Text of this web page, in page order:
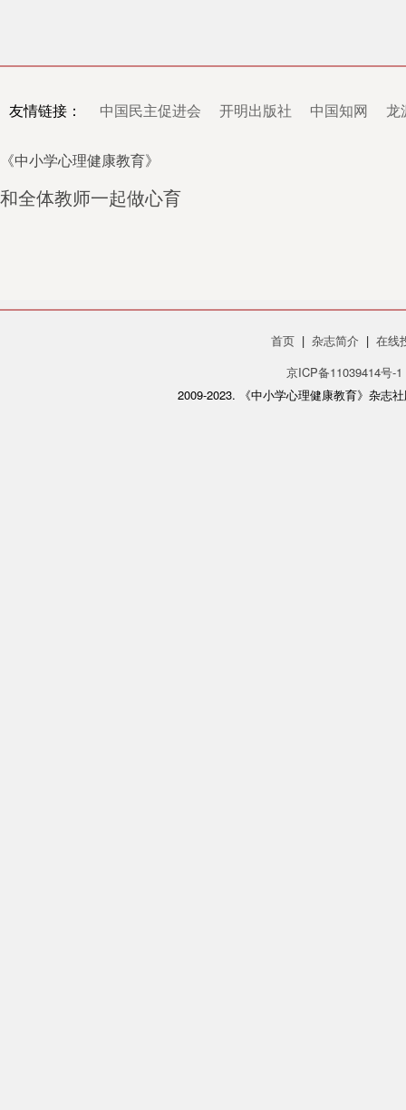
友情链接： 中国民主促进会 开明出版社 中国知网 龙
《中小学心理健康教育》
和全体教师一起做心育
首页 |杂志简介 |在线
京ICP备11039414号-1
2009-2023. 《中小学心理健康教育》杂志